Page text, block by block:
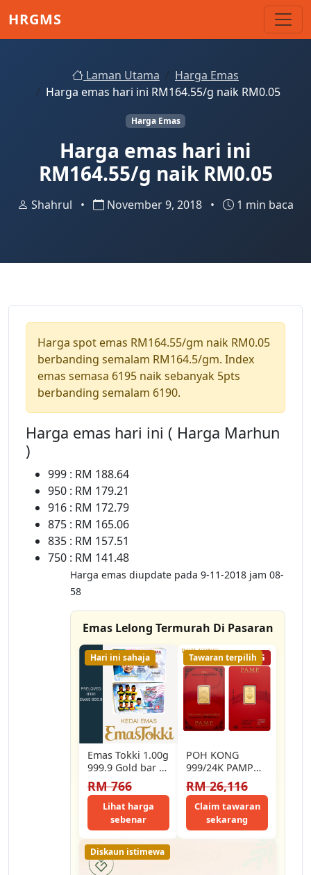
HRGMS
Laman Utama
Harga Emas
Harga emas hari ini RM164.55/g naik RM0.05
Harga Emas
Harga emas hari ini
RM164.55/g naik RM0.05
Shahrul • November 9, 2018 • 1 min baca
Harga spot emas RM164.55/gm naik RM0.05
berbanding semalam RM164.5/gm. Index
emas semasa 6195 naik sebanyak 5pts
berbanding semalam 6190.
Harga emas hari ini ( Harga Marhun
)
999 : RM 188.64
950 : RM 179.21
916 : RM 172.79
875 : RM 165.06
835 : RM 157.51
750 : RM 141.48
Harga emas diupdate pada 9-11-2018 jam 08-
58
Emas Lelong Termurah Di Pasaran
Hari ini sahaja
Emas Tokki 1.00g
999.9 Gold bar -
MAA ( Preloved )
RM 766
Lihat harga
sebenar
1% LELONG
Tawaran terpilih
POH KONG
999/24K PAMP
Suisse Lunar
Horse Gold Bar
RM 26,116
Claim tawaran
sekarang
Diskaun istimewa